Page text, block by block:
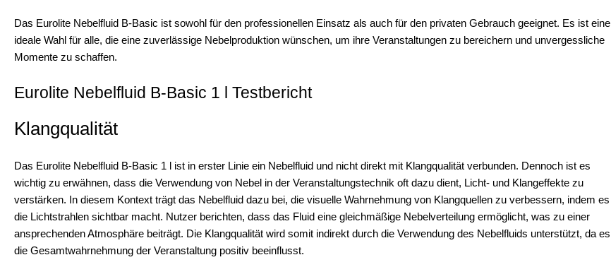
Das Eurolite Nebelfluid B-Basic ist sowohl für den professionellen Einsatz als auch für den privaten Gebrauch geeignet. Es ist eine
ideale Wahl für alle, die eine zuverlässige Nebelproduktion wünschen, um ihre Veranstaltungen zu bereichern und unvergessliche
Momente zu schaffen.
Eurolite Nebelfluid B-Basic 1 l Testbericht
Klangqualität
Das Eurolite Nebelfluid B-Basic 1 l ist in erster Linie ein Nebelfluid und nicht direkt mit Klangqualität verbunden. Dennoch ist es
wichtig zu erwähnen, dass die Verwendung von Nebel in der Veranstaltungstechnik oft dazu dient, Licht- und Klangeffekte zu
verstärken. In diesem Kontext trägt das Nebelfluid dazu bei, die visuelle Wahrnehmung von Klangquellen zu verbessern, indem es
die Lichtstrahlen sichtbar macht. Nutzer berichten, dass das Fluid eine gleichmäßige Nebelverteilung ermöglicht, was zu einer
ansprechenden Atmosphäre beiträgt. Die Klangqualität wird somit indirekt durch die Verwendung des Nebelfluids unterstützt, da es
die Gesamtwahrnehmung der Veranstaltung positiv beeinflusst.